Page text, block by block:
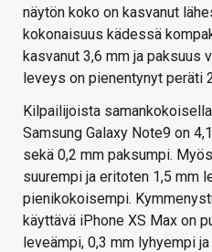
näytön koko on kasvanut
kokonaisuus kädessä
kasvanut 3,6 mm ja paksuus
leveys on pienentynyt peräti
Kilpailijoista
Samsung Galaxy Note9 on
sekä 0,2 mm paksumpi.
suurempi ja eritoten 1,5 mm
pienikokoisempi.
käyttävä iPhone XS Max on
leveämpi, 0,3 mm lyhyempi